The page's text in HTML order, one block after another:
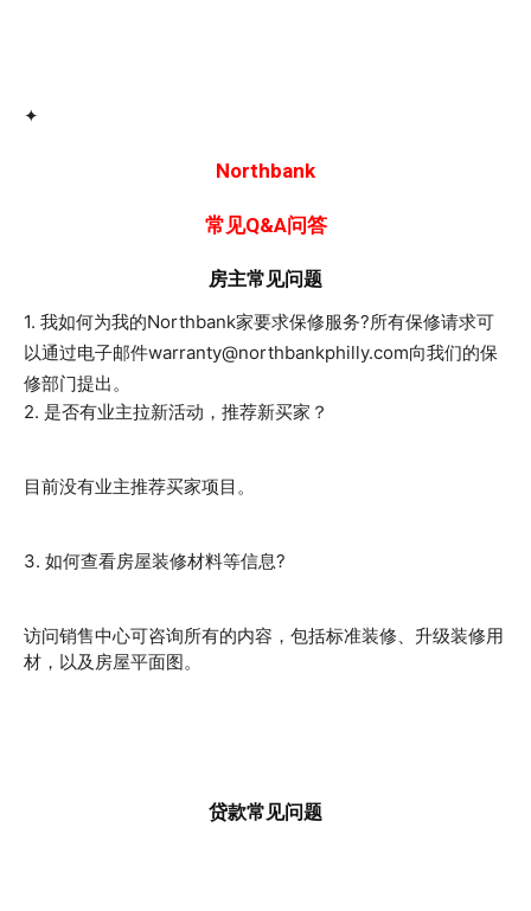
✦
Northbank
常见Q&A问答
房主常见问题
1. 我如何为我的Northbank家要求保修服务?所有保修请求可
以通过电子邮件warranty@northbankphilly.com向我们的保
修部门提出。
2. 是否有业主拉新活动，推荐新买家？
目前没有业主推荐买家项目。
3. 如何查看房屋装修材料等信息?
访问销售中心可咨询所有的内容，包括标准装修、升级装修用
材，以及房屋平面图。
贷款常见问题